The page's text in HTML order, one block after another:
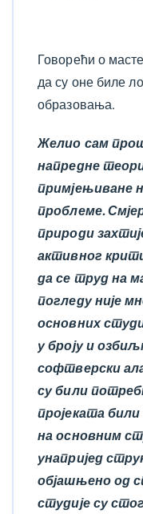
Говорећи о
да су оне биле
образовања.
Желио сам
напредне
примјењиване
проблеме.
природи
активног
да се труд на
погледу није
основних
у броју и
софтверски
су били
пројеката
на основним
унапријед
објашњено од
студије су